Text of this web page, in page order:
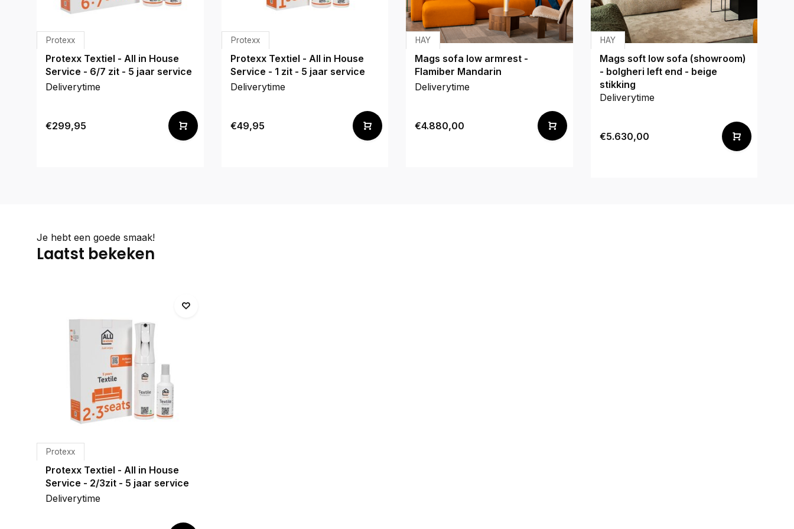
Protexx
Protexx Textiel - All in House
Service - 6/7 zit - 5 jaar service
Deliverytime
€299,95
Protexx
Protexx Textiel - All in House
Service - 1 zit - 5 jaar service
Deliverytime
€49,95
HAY
Mags sofa low armrest -
Flamiber Mandarin
Deliverytime
€4.880,00
HAY
Mags soft low sofa (showroom)
- bolgheri left end - beige
stikking
Deliverytime
€5.630,00
Je hebt een goede smaak!
Laatst bekeken
Protexx
Protexx Textiel - All in House
Service - 2/3zit - 5 jaar service
Deliverytime